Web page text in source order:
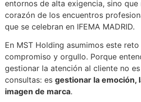
entornos de alta exigencia, sino que
corazón de los encuentros
que se celebran en IFEMA MADRID.
En MST Holding asumimos este
compromiso y orgullo. Porque
gestionar la atención al cliente no
consultas: es gestionar la emoción,
imagen de marca.